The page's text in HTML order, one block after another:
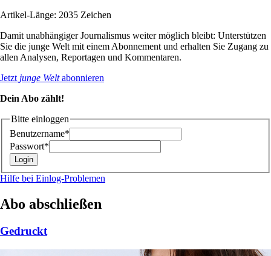
Artikel-Länge: 2035 Zeichen
Damit unabhängiger Journalismus weiter möglich bleibt: Unterstützen
Sie die junge Welt mit einem Abonnement und erhalten Sie Zugang zu
allen Analysen, Reportagen und Kommentaren.
Jetzt junge Weltabonnieren
Dein Abo zählt!
Bitte einloggen
Benutzername*
Passwort*
Hilfe bei Einlog-Problemen
Abo abschließen
Gedruckt